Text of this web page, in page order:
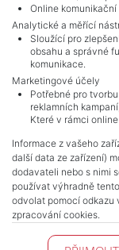
Online
Analytické a měřící
Sloužící pro
obsahu a správné
komunikace.
Marketingové účely
Potřebné pro
reklamních
Které v rámci
Informace z vašeho
další data ze zařízení)
dodavateli nebo s nimi
používat výhradně
odvolat pomocí odkazu
zpracování cookies.